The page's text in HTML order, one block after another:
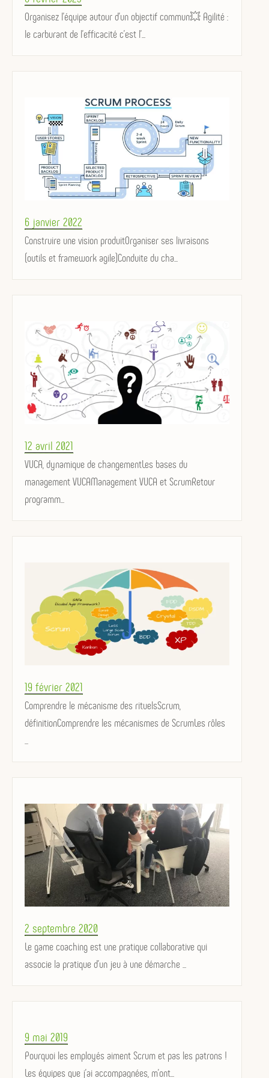
on
Organisez l'équipe autour d'un objectif commun💥 Agilité :
le carburant de l'efficacité c'est l'...
Posted
on
6 janvier 2022
Construire une vision produitOrganiser ses livraisons
(outils et framework agile)Conduite du cha...
Posted
on
12 avril 2021
VUCA, dynamique de changementLes bases du
management VUCAManagement VUCA et ScrumRetour
programm...
Posted
on
19 février 2021
Comprendre le mécanisme des rituelsScrum,
définitionComprendre les mécanismes de ScrumLes rôles
...
Posted
on
2 septembre 2020
Le game coaching est une pratique collaborative qui
associe la pratique d'un jeu à une démarche ...
Posted
on
9 mai 2019
Pourquoi les employés aiment Scrum et pas les patrons !
Les équipes que j’ai accompagnées, m’ont...